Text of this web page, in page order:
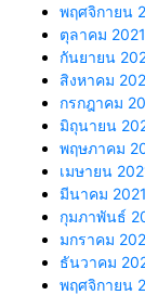
พฤศจิกายน
ตุลาคม 2021
กันยายน
สิงหาคม
กรกฎาคม
มิถุนายน
พฤษภาคม
เมษายน
มีนาคม 2021
กุมภาพันธ์
มกราคม
ธันวาคม
พฤศจิกายน